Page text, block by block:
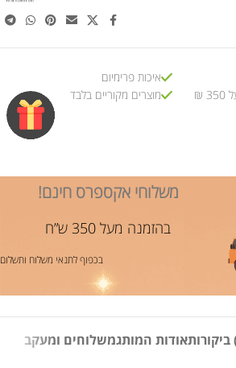
₪
איכות פרימיום
מוצרים מקוריים בלבד
משלוחי אקספרס חינם!
בהזמנה מעל 350 ש”ח
בכפוף לתנאי משלוח ותשלום
אודות המותגמשלוחים ומעקב